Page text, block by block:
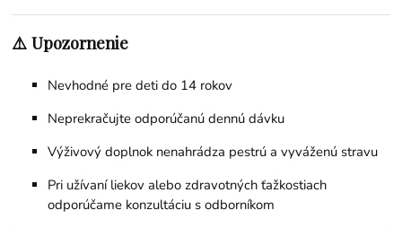
⚠️ Upozornenie
Nevhodné pre deti do 14 rokov
Neprekračujte odporúčanú dennú dávku
Výživový doplnok nenahrádza pestrú a vyváženú stravu
Pri užívaní liekov alebo zdravotných ťažkostiach
odporúčame konzultáciu s odborníkom